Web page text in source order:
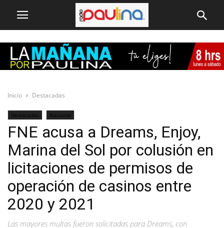
Inicio Destacadas
Destacadas Nacional
FNE acusa a Dreams, Enjoy,
Marina del Sol por colusión en
licitaciones de permisos de
operación de casinos entre
2020 y 2021
Las mayores multas fueron solicitadas para Dreams, con